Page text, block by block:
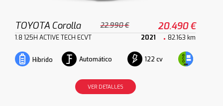
TOYOTA Corolla 22.990 € 20.490 €
1.8 125H ACTIVE TECH ECVT 2021 82.163 km
Híbrido Automático 122 cv
VER DETALLES